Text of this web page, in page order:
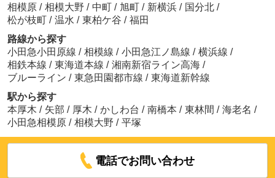
相模原 / 相模大野 / 中町 / 旭町 / 新横浜 / 国分北 /
松が枝町 / 温水 / 東柏ケ谷 / 福田
路線から探す
小田急小田原線 / 相模線 / 小田急江ノ島線 / 横浜線 /
相鉄本線 / 東海道本線 / 湘南新宿ライン高海 /
ブルーライン / 東急田園都市線 / 東海道新幹線
駅から探す
本厚木 / 矢部 / 厚木 / かしわ台 / 南橋本 / 東林間 / 海老名 /
小田急相模原 / 相模大野 / 平塚
電話でお問い合わせ